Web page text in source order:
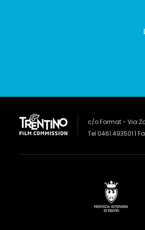
c/o Format - Via
Tel 0461.493501 |